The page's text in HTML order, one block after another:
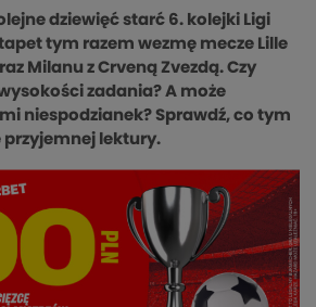
dziewięć starć 6. kolejki Ligi
tapet tym razem wezmę mecze Lille
Milanu z Crveną Zvezdą. Czy
zadania? A może
niespodzianek? Sprawdź, co tym
przyjemnej lektury.